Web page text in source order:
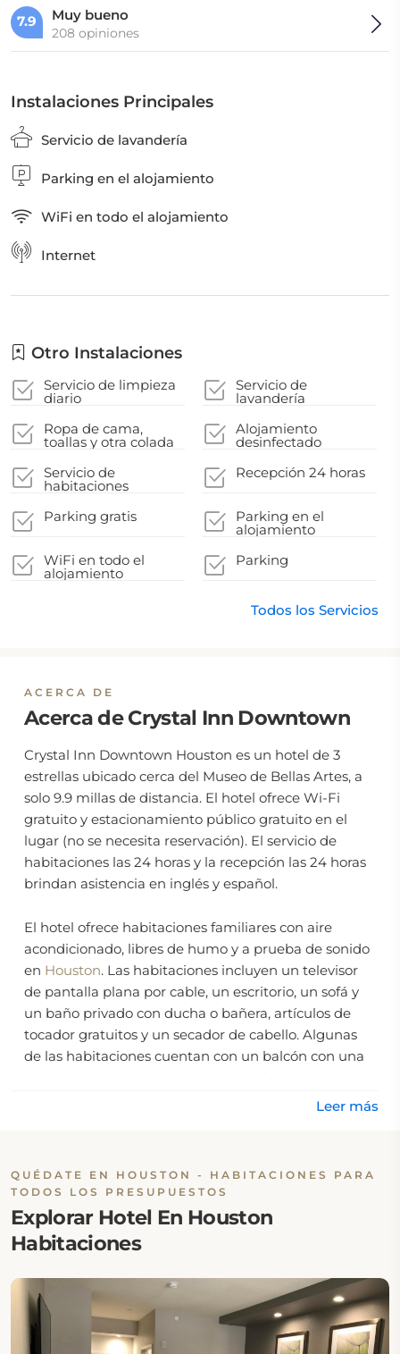
7.9 Muy bueno
208 opiniones
Instalaciones Principales
Servicio de lavandería
Parking en el alojamiento
WiFi en todo el alojamiento
Internet
Otro Instalaciones
Servicio de limpieza
diario
Servicio de
lavandería
Ropa de cama,
toallas y otra colada
indicaciones de las
autoridades locales
Alojamiento
desinfectado
estancia
Servicio de
habitaciones
Recepción 24 horas
Parking gratis Parking en el
alojamiento
WiFi en todo el
alojamiento
Parking
Todos los Servicios
ACERCA DE
Acerca de Crystal Inn Downtown
Crystal Inn Downtown Houston es un hotel de 3
estrellas ubicado cerca del Museo de Bellas Artes, a
solo 9.9 millas de distancia. El hotel ofrece Wi-Fi
gratuito y estacionamiento público gratuito en el
lugar (no se necesita reservación). El servicio de
habitaciones las 24 horas y la recepción las 24 horas
brindan asistencia en inglés y español.
El hotel ofrece habitaciones familiares con aire
acondicionado, libres de humo y a prueba de sonido
en Houston. Las habitaciones incluyen un televisor
de pantalla plana por cable, un escritorio, un sofá y
un baño privado con ducha o bañera, artículos de
tocador gratuitos y un secador de cabello. Algunas
de las habitaciones cuentan con un balcón con una
ofrecen un microondas, refrigerador, perchero,
instalaciones para lavandería, servicios de planchado
y limpieza diaria. Otras comodidades incluyen
servicio de fax, una zona de estar específica en cada
habitación y facilidades para huéspedes
Ubicación:
Leer más
QUÉDATE EN HOUSTON - HABITACIONES PARA
TODOS LOS PRESUPUESTOS
Explorar Hotel En Houston
Habitaciones